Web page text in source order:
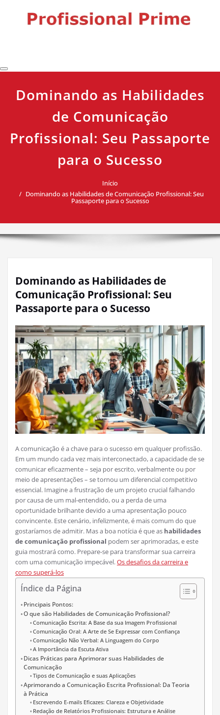
Dominando as Habilidades
de Comunicação
Profissional: Seu Passaporte
para o Sucesso
Início
Dominando as Habilidades de Comunicação Profissional: Seu
Passaporte para o Sucesso
Dominando as Habilidades de
Comunicação Profissional: Seu
Passaporte para o Sucesso
A comunicação é a chave para o sucesso em qualquer profissão.
Em um mundo cada vez mais interconectado, a capacidade de se
comunicar eficazmente – seja por escrito, verbalmente ou por
meio de apresentações – se tornou um diferencial competitivo
essencial. Imagine a frustração de um projeto crucial falhando
por causa de um mal-entendido, ou a perda de uma
oportunidade brilhante devido a uma apresentação pouco
convincente. Este cenário, infelizmente, é mais comum do que
gostaríamos de admitir. Mas a boa notícia é que as habilidades
de comunicação profissional podem ser aprimoradas, e este
guia mostrará como. Prepare-se para transformar sua carreira
com uma comunicação impecável.Os desafios da carreira e
como superá-los
Índice da Página
Principais Pontos:
O que são Habilidades de Comunicação Profissional?
Comunicação Escrita: A Base da sua Imagem Profissional
Comunicação Oral: A Arte de Se Expressar com Confiança
Comunicação Não Verbal: A Linguagem do Corpo
A Importância da Escuta Ativa
Dicas Práticas para Aprimorar suas Habilidades de
Comunicação
Tipos de Comunicação e suas Aplicações
Aprimorando a Comunicação Escrita Profissional: Da Teoria
à Prática
Escrevendo E-mails Eficazes: Clareza e Objetividade
Redação de Relatórios Profissionais: Estrutura e Análise